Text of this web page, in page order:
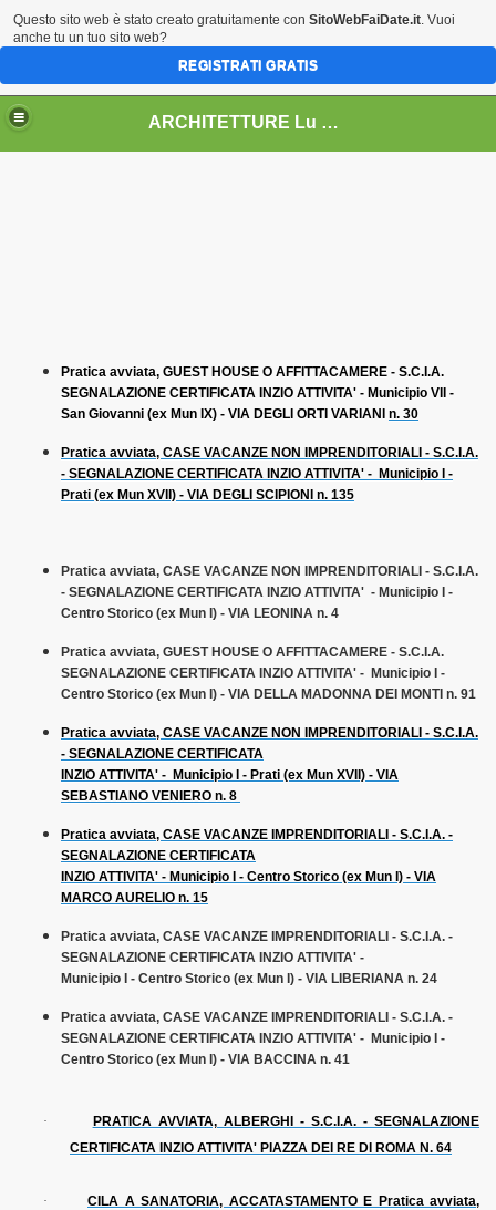
ARCHITETTURE Lu & Ka
Pratica avviata, GUEST HOUSE O AFFITTACAMERE - S.C.I.A.
SEGNALAZIONE CERTIFICATA INZIO ATTIVITA' - Municipio VII -
San Giovanni (ex Mun IX) - VIA DEGLI ORTI VARIANI n. 30
Pratica avviata, CASE VACANZE NON IMPRENDITORIALI - S.C.I.A.
- SEGNALAZIONE CERTIFICATA INZIO ATTIVITA' - Municipio I -
Prati (ex Mun XVII) - VIA DEGLI SCIPIONI n. 135
Pratica avviata, CASE VACANZE NON IMPRENDITORIALI - S.C.I.A.
- SEGNALAZIONE CERTIFICATA INZIO ATTIVITA' - Municipio I -
Centro Storico (ex Mun I) - VIA LEONINA n. 4
Pratica avviata, GUEST HOUSE O AFFITTACAMERE - S.C.I.A.
SEGNALAZIONE CERTIFICATA INZIO ATTIVITA' - Municipio I -
Centro Storico (ex Mun I) - VIA DELLA MADONNA DEI MONTI n. 91
Pratica avviata, CASE VACANZE NON IMPRENDITORIALI - S.C.I.A.
- SEGNALAZIONE CERTIFICATA
INZIO ATTIVITA' - Municipio I - Prati (ex Mun XVII) - VIA
SEBASTIANO VENIERO n. 8
Pratica avviata, CASE VACANZE IMPRENDITORIALI - S.C.I.A. -
SEGNALAZIONE CERTIFICATA
INZIO ATTIVITA' - Municipio I - Centro Storico (ex Mun I) - VIA
MARCO AURELIO n. 15
Pratica avviata, CASE VACANZE IMPRENDITORIALI - S.C.I.A. -
SEGNALAZIONE CERTIFICATA INZIO ATTIVITA' -
Municipio I - Centro Storico (ex Mun I) - VIA LIBERIANA n. 24
Pratica avviata, CASE VACANZE IMPRENDITORIALI - S.C.I.A. -
SEGNALAZIONE CERTIFICATA INZIO ATTIVITA' - Municipio I -
Centro Storico (ex Mun I) - VIA BACCINA n. 41
·
PRATICA AVVIATA, ALBERGHI - S.C.I.A. - SEGNALAZIONE
CERTIFICATA INZIO ATTIVITA' PIAZZA DEI RE DI ROMA N. 64
·
CILA A SANATORIA, ACCATASTAMENTO E Pratica avviata,
24
Questo sito web è stato creato gratuitamente con SitoWebFaiDate.it. Vuoi
anche tu un tuo sito web?
REGISTRATI GRATIS